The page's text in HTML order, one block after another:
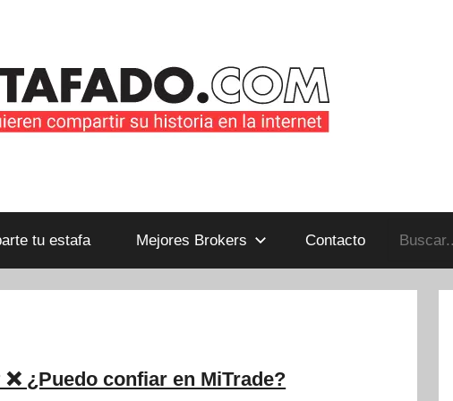
tu estafa Mejores Brokers Contacto
Buscar:
¿Puedo confiar en MiTrade?